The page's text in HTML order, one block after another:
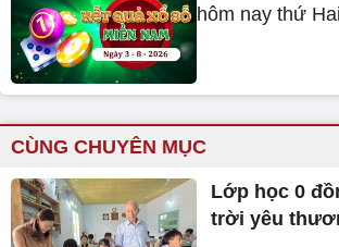
hôm nay thứ
CÙNG CHUYÊN MỤC
Lớp học 0
trời yêu